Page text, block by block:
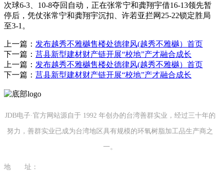
次球6-3、10-8夺回自动，正在张常宁和龚翔宇借16-13领先暂
停后，凭仗张常宁和龚翔宇沉扣、许若亚拦网25-22锁定胜局
至3-1。
上一篇： 发布越秀不雅樾售楼处德律风(越秀不雅樾）首页
下一篇： 莒县新型建材财产链开展“校地”产才融合成长
上一篇： 发布越秀不雅樾售楼处德律风(越秀不雅樾）首页
下一篇： 莒县新型建材财产链开展“校地”产才融合成长
JDB电子·官方网站源自于 1992 年创办的台湾善群实业，经过三十年的
努力，善群实业已成为台湾地区具有规模的环氧树脂加工品生产商之
一。
地 址：